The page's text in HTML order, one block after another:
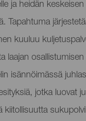
ja heidän
Tapahtuma
kuuluu
laajan
isännöimässä
jotka luovat